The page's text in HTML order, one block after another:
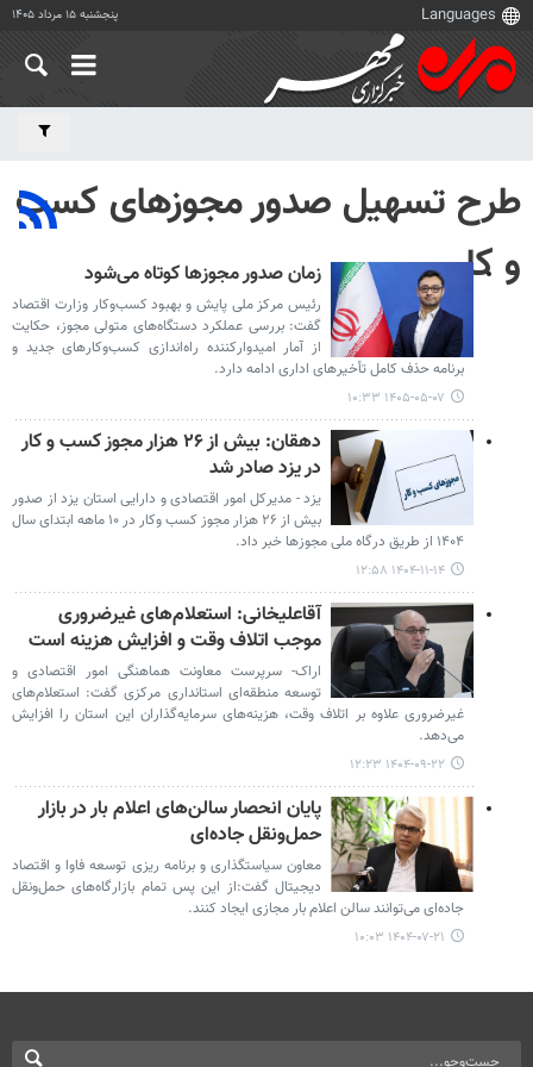
پنجشنبه ۱۵ مرداد ۱۴۰۵
طرح تسهیل صدور مجوزهای کسب
و کار
زمان صدور مجوزها کوتاه می‌شود
رئیس مرکز ملی پایش و بهبود کسب‌وکار وزارت اقتصاد
گفت: بررسی عملکرد دستگاه‌های متولی مجوز، حکایت
از آمار امیدوارکننده راه‌اندازی کسب‌وکارهای جدید و
برنامه حذف کامل تأخیرهای اداری ادامه دارد.
۱۴۰۵-۰۵-۰۷ ۱۰:۳۳
دهقان: بیش از ۲۶ هزار مجوز کسب ‌و کار
در یزد صادر شد
یزد - مدیرکل امور اقتصادی و دارایی استان یزد از صدور
بیش از ۲۶ هزار مجوز کسب ‌وکار در ۱۰ ماهه ابتدای سال
۱۴۰۴ از طریق درگاه ملی مجوزها خبر داد.
۱۴۰۴-۱۱-۱۴ ۱۲:۵۸
آقاعلیخانی: استعلام‌های غیرضروری
موجب اتلاف وقت و افزایش هزینه است
اراک- سرپرست معاونت هماهنگی امور اقتصادی و
توسعه منطقه‌ای استانداری مرکزی گفت: استعلام‌های
غیرضروری علاوه بر اتلاف وقت، هزینه‌های سرمایه‌گذاران این استان را افزایش
می‌دهد.
۱۴۰۴-۰۹-۲۲ ۱۲:۲۳
پایان انحصار سالن‌های اعلام بار در بازار
حمل‌ونقل جاده‌ای
معاون سیاستگذاری و برنامه ریزی توسعه فاوا و اقتصاد
دیجیتال گفت:از این پس تمام بازارگاه‌های حمل‌ونقل
جاده‌ای می‌توانند سالن اعلام بار مجازی ایجاد کنند.
۱۴۰۴-۰۷-۲۱ ۱۰:۰۳